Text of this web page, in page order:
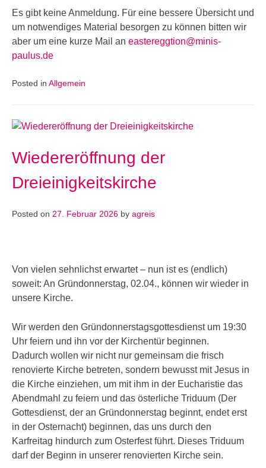
Es gibt keine Anmeldung. Für eine bessere Übersicht und
um notwendiges Material besorgen zu können bitten wir
aber um eine kurze Mail an eastereggtion@minis-
paulus.de
Posted in Allgemein
Wiedereröffnung der
Dreieinigkeitskirche
Posted on 27. Februar 2026 by agreis
Von vielen sehnlichst erwartet – nun ist es (endlich)
soweit: An Gründonnerstag, 02.04., können wir wieder in
unsere Kirche.
Wir werden den Gründonnerstagsgottesdienst um 19:30
Uhr feiern und ihn vor der Kirchentür beginnen.
Dadurch wollen wir nicht nur gemeinsam die frisch
renovierte Kirche betreten, sondern bewusst mit Jesus in
die Kirche einziehen, um mit ihm in der Eucharistie das
Abendmahl zu feiern und das österliche Triduum (Der
Gottesdienst, der an Gründonnerstag beginnt, endet erst
in der Osternacht) beginnen, das uns durch den
Karfreitag hindurch zum Osterfest führt. Dieses Triduum
darf der Beginn in unserer renovierten Kirche sein.